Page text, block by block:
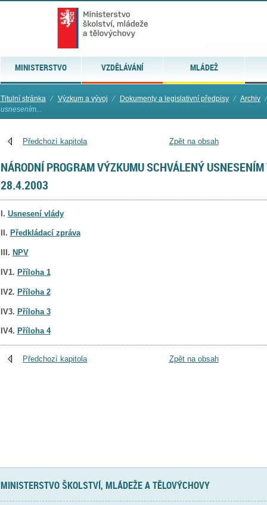
MINISTERSTVO VZDĚLÁVÁNÍ MLÁDEŽ
Titulní stránka ⁄ Výzkum a vývoj ⁄ Dokumenty a legislativní předpisy ⁄ Archiv
⁄
usnesením...
Předchozí kapitola Zpět na obsah
NÁRODNÍ PROGRAM VÝZKUMU SCHVÁLENÝ
28.4.2003
I. Usnesení vlády
II. Předkládací zpráva
III. NPV
IV1. Příloha 1
IV2. Příloha 2
IV3. Příloha 3
IV4. Příloha 4
Předchozí kapitola Zpět na obsah
MINISTERSTVO ŠKOLSTVÍ, MLÁDEŽE A TĚLOVÝCHOVY